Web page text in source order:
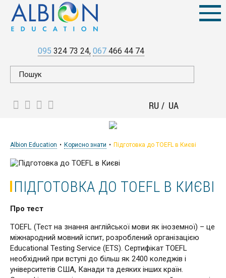
095 324 73 24 067 466 44 74
RU UA
Albion Education Корисно знати Підготовка до TOEFL в Києві
ПІДГОТОВКА ДО TOEFL В КИЄВІ
Про тест
TOEFL (Тест на знання англійської мови як іноземної) – це
міжнародний мовний іспит, розроблений організацією
Educational Testing Service (ETS). Сертифікат TOEFL
необхідний при вступі до більш як 2400 коледжів і
університетів США, Канади та деяких інших країн.